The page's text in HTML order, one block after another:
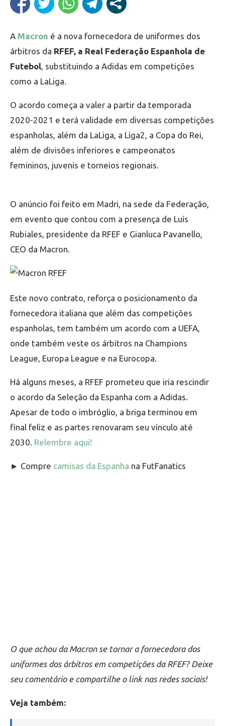
A Macron é a nova fornecedora de uniformes dos
árbitros da RFEF, a Real Federação Espanhola de
Futebol, substituindo a Adidas em competições
como a LaLiga.
O acordo começa a valer a partir da temporada
2020-2021 e terá validade em diversas competições
espanholas, além da LaLiga, a Liga2, a Copa do Rei,
além de divisões inferiores e campeonatos
femininos, juvenis e torneios regionais.
O anúncio foi feito em Madri, na sede da Federação,
em evento que contou com a presença de Luís
Rubiales, presidente da RFEF e Gianluca Pavanello,
CEO da Macron.
Este novo contrato, reforça o posicionamento da
fornecedora italiana que além das competições
espanholas, tem também um acordo com a UEFA,
onde também veste os árbitros na Champions
League, Europa League e na Eurocopa.
Há alguns meses, a RFEF prometeu que iria rescindir
o acordo da Seleção da Espanha com a Adidas.
Apesar de todo o imbróglio, a briga terminou em
final feliz e as partes renovaram seu vínculo até
2030. Relembre aqui!
► Compre camisas da Espanha na FutFanatics
O que achou da Macron se tornar a fornecedora dos
uniformes dos árbitros em competições da RFEF? Deixe
seu comentário e compartilhe o link nas redes sociais!
Veja também: